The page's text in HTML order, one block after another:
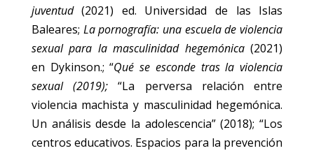
juventud(2021) ed. Universidad de las Islas
Baleares; La pornografía: una escuela de violencia
sexual para la masculinidad hegemónica(2021)
en Dykinson.; “Qué se esconde tras la violencia
sexual (2019);“La perversa relación entre
violencia machista y masculinidad hegemónica.
Un análisis desde la adolescencia” (2018); “Los
centros educativos. Espacios para la prevención